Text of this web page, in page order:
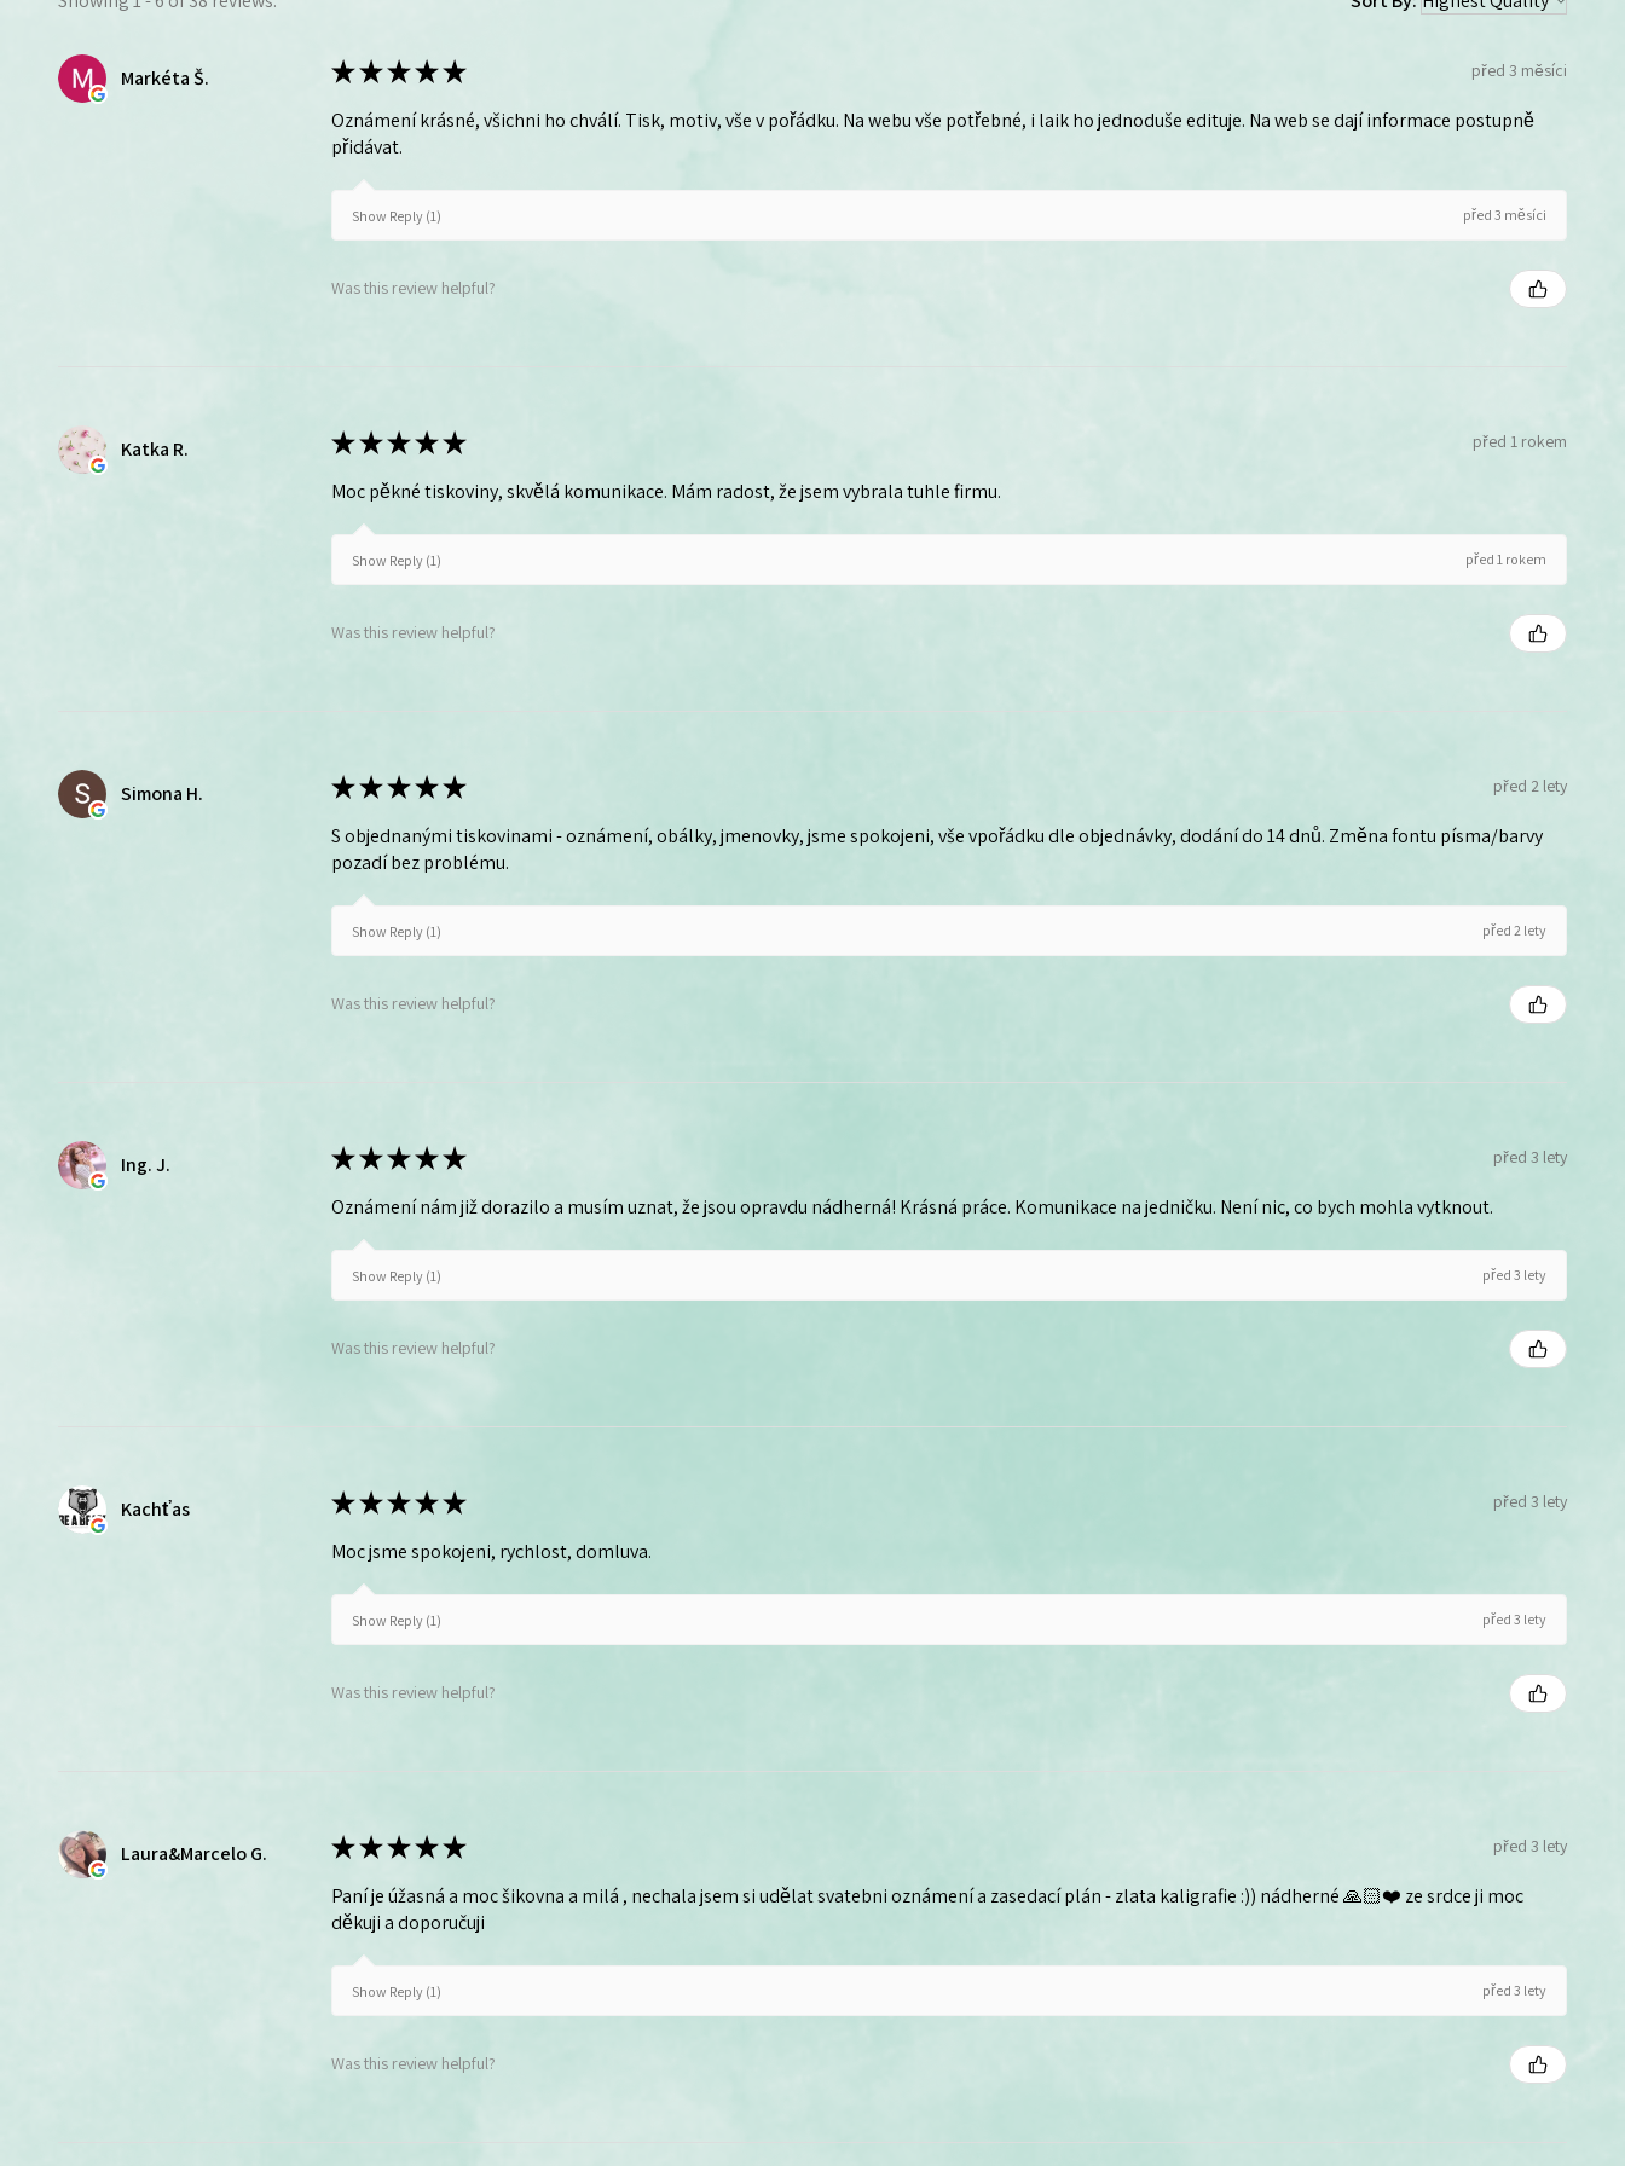
Markéta Š. ★★★★★ před 3 měsíci
Oznámení krásné, všichni ho chválí. Tisk, motiv, vše v pořádku. Na webu vše potřebné, i laik ho jednoduše edituje. Na web se dají informace postupně
přidávat.
Show Reply (1) před 3 měsíci
Was this review helpful?
Katka R. ★★★★★ před 1 rokem
Moc pěkné tiskoviny, skvělá komunikace. Mám radost, že jsem vybrala tuhle firmu.
Show Reply (1) před 1 rokem
Was this review helpful?
Simona H. ★★★★★ před 2 lety
S objednanými tiskovinami - oznámení, obálky, jmenovky, jsme spokojeni, vše vpořádku dle objednávky, dodání do 14 dnů. Změna fontu písma/barvy
pozadí bez problému.
Show Reply (1) před 2 lety
Was this review helpful?
Ing. J. ★★★★★ před 3 lety
Oznámení nám již dorazilo a musím uznat, že jsou opravdu nádherná! Krásná práce. Komunikace na jedničku. Není nic, co bych mohla vytknout.
Show Reply (1) před 3 lety
Was this review helpful?
Kachťas ★★★★★ před 3 lety
Moc jsme spokojeni, rychlost, domluva.
Show Reply (1) před 3 lety
Was this review helpful?
Laura&Marcelo G. ★★★★★ před 3 lety
Paní je úžasná a moc šikovna a milá , nechala jsem si udělat svatebni oznámení a zasedací plán - zlata kaligrafie :)) nádherné 🙏🏻❤️ ze srdce ji moc
děkuji a doporučuji
Show Reply (1) před 3 lety
Was this review helpful?